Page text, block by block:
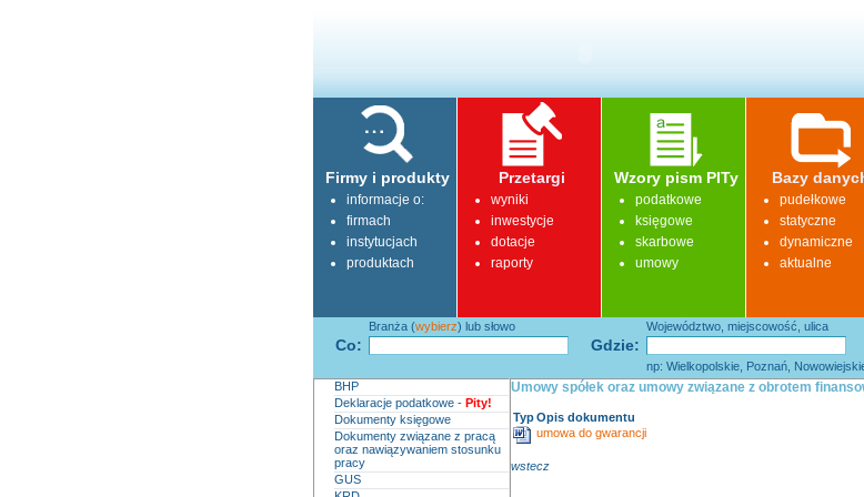
Firmy i produkty
informacje o:
firmach
instytucjach
produktach
Przetargi
wyniki
inwestycje
dotacje
raporty
Wzory pism PITy
podatkowe
księgowe
skarbowe
umowy
Bazy
pudełkowe
statyczne
dynamiczne
aktualne
Co: Gdzie:
Branża (wybierz) lub słowo Województwo, miejscowość, ulica
np: Wielkopolskie, Poznań,
BHP
Deklaracje podatkowe - Pity!
Dokumenty księgowe
Dokumenty związane z pracą
oraz nawiązywaniem stosunku
pracy
GUS
Umowy spółek oraz umowy związane z obrotem
TypOpis dokumentu
umowa do gwarancji
wstecz